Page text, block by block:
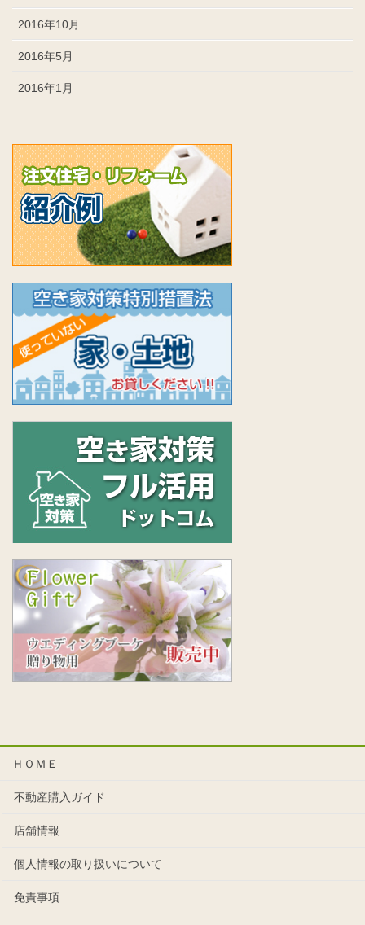
2016年10月
2016年5月
2016年1月
ＨＯＭＥ
不動産購入ガイド
店舗情報
個人情報の取り扱いについて
免責事項